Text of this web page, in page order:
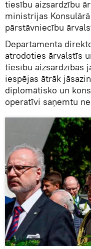
tiesību aizsardzību
ministrijas
pārstāvniecību
Departamenta
atrodoties ārvalstīs
tiesību aizsardzības
iespējas ātrāk
diplomātisko un
operatīvi saņemtu